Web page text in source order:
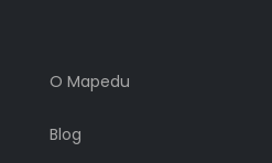
O Mapedu
Blog